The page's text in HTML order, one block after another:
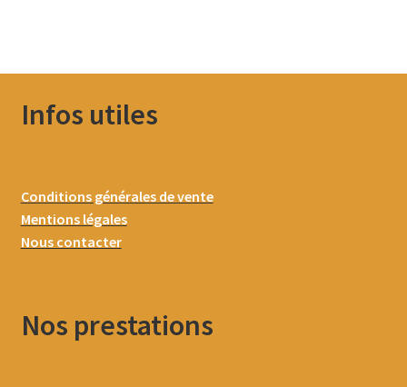
Infos utiles
Conditions générales de vente
Mentions légales
Nous contacter
Nos prestations